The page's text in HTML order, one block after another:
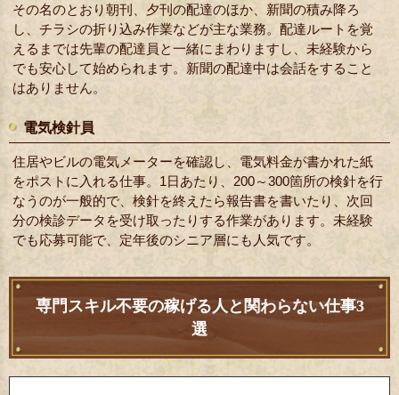
その名のとおり朝刊、夕刊の配達のほか、新聞の積み降ろ
し、チラシの折り込み作業などが主な業務。配達ルートを覚
えるまでは先輩の配達員と一緒にまわりますし、未経験から
でも安心して始められます。新聞の配達中は会話をすること
はありません。
電気検針員
住居やビルの電気メーターを確認し、電気料金が書かれた紙
をポストに入れる仕事。1日あたり、200～300箇所の検針を行
なうのが一般的で、検針を終えたら報告書を書いたり、次回
分の検診データを受け取ったりする作業があります。未経験
でも応募可能で、定年後のシニア層にも人気です。
専門スキル不要の稼げる人と関わらない仕事3
選